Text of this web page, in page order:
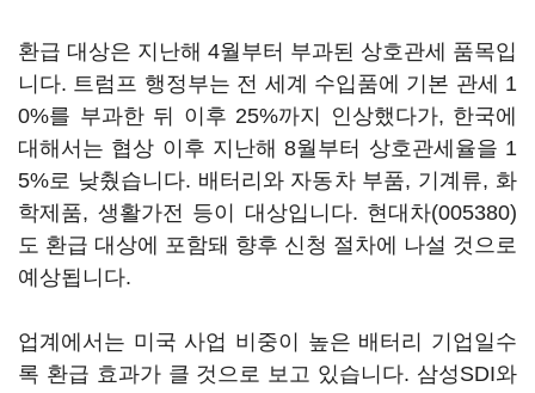
환급 대상은 지난해 4월부터 부과된 상호관세 품목입
니다. 트럼프 행정부는 전 세계 수입품에 기본 관세 1
0%를 부과한 뒤 이후 25%까지 인상했다가, 한국에
대해서는 협상 이후 지난해 8월부터 상호관세율을 1
5%로 낮췄습니다. 배터리와 자동차 부품, 기계류, 화
학제품, 생활가전 등이 대상입니다. 현대차(005380)
도 환급 대상에 포함돼 향후 신청 절차에 나설 것으로
예상됩니다.
업계에서는 미국 사업 비중이 높은 배터리 기업일수
록 환급 효과가 클 것으로 보고 있습니다. 삼성SDI와